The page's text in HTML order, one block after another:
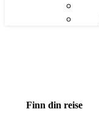
Finn din reise